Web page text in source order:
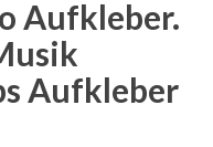
Aufkleber.
Aufkleber